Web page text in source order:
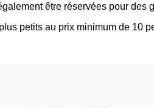
être réservées pour des
petits au prix minimum de 10